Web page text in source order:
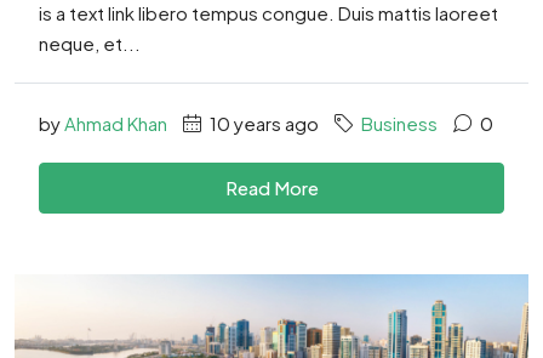
is a text link libero tempus congue. Duis mattis laoreet
neque, et...
byAhmad Khan 10 years ago Business 0
Read More